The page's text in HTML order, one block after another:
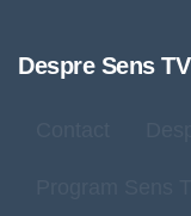
Despre Sens TV